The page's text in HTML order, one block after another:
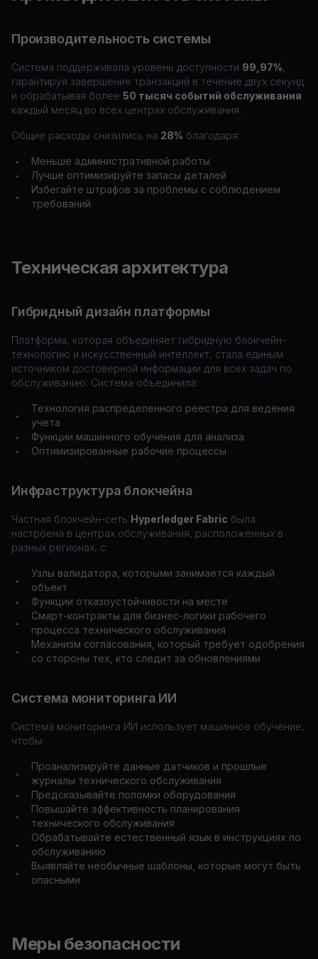
Производительность системы
Система поддерживала уровень доступности 99,97%,
гарантируя завершение транзакций в течение двух секунд
и обрабатывая более 50 тысяч событий обслуживания
каждый месяц во всех центрах обслуживания.
Общие расходы снизились на 28% благодаря:
• Меньше административной работы
• Лучше оптимизируйте запасы деталей
•
Избегайте штрафов за проблемы с соблюдением
требований
Техническая архитектура
Гибридный дизайн платформы
Платформа, которая объединяет гибридную блокчейн-
технологию и искусственный интеллект, стала единым
источником достоверной информации для всех задач по
обслуживанию. Система объединила:
•
Технология распределенного реестра для ведения
учета
• Функции машинного обучения для анализа
• Оптимизированные рабочие процессы
Инфраструктура блокчейна
Частная блокчейн-сеть Hyperledger Fabric была
настроена в центрах обслуживания, расположенных в
разных регионах, с:
•
Узлы валидатора, которыми занимается каждый
объект
• Функции отказоустойчивости на месте
•
Смарт-контракты для бизнес-логики рабочего
процесса технического обслуживания
•
Механизм согласования, который требует одобрения
со стороны тех, кто следит за обновлениями
Система мониторинга ИИ
Система мониторинга ИИ использует машинное обучение,
чтобы:
•
Проанализируйте данные датчиков и прошлые
журналы технического обслуживания
• Предсказывайте поломки оборудования
•
Повышайте эффективность планирования
технического обслуживания
•
Обрабатывайте естественный язык в инструкциях по
обслуживанию
•
Выявляйте необычные шаблоны, которые могут быть
опасными
Меры безопасности